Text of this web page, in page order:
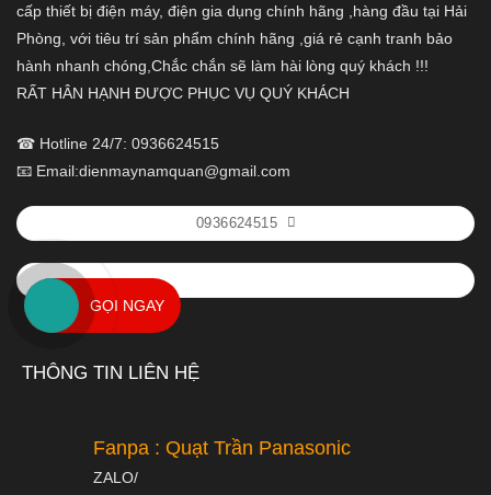
cấp thiết bị điện máy, điện gia dụng chính hãng ,hàng đầu tại Hải
Phòng, với tiêu trí sản phẩm chính hãng ,giá rẻ cạnh tranh bảo
hành nhanh chóng,Chắc chắn sẽ làm hài lòng quý khách !!!
RẤT HÂN HẠNH ĐƯỢC PHỤC VỤ QUÝ KHÁCH
☎ Hotline 24/7: 0936624515
📧 Email:dienmaynamquan@gmail.com
0936624515
THÔNG TIN LIÊN HỆ
Fanpa : Quạt Trần Panasonic
ZALO/
GỌI NGAY